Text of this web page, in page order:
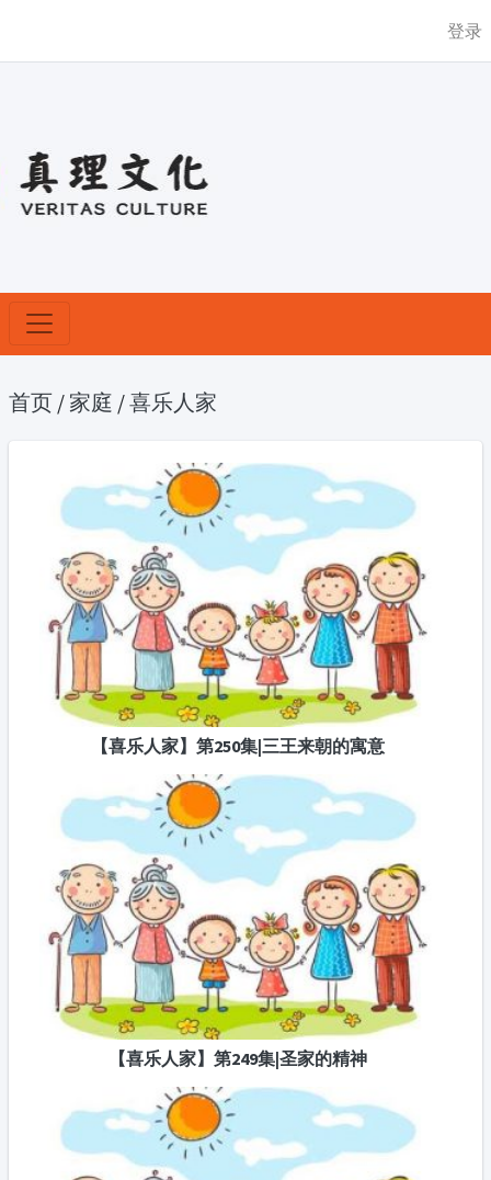
登录
首页 / 家庭 /喜乐人家
【喜乐人家】第250集|三王来朝的寓意
【喜乐人家】第249集|圣家的精神